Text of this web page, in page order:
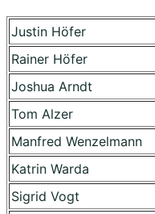
Justin Höfer
Rainer Höfer
Joshua Arndt
Tom Alzer
Manfred Wenzelmann
Katrin Warda
Sigrid Vogt